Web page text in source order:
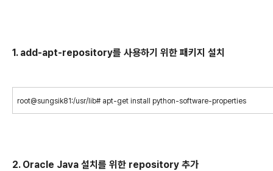
1. add-apt-repository를 사용하기 위한 패키지 설치
root@sungsik81:/usr/lib# apt-get install python-software-properties
2. Oracle Java 설치를 위한 repository 추가